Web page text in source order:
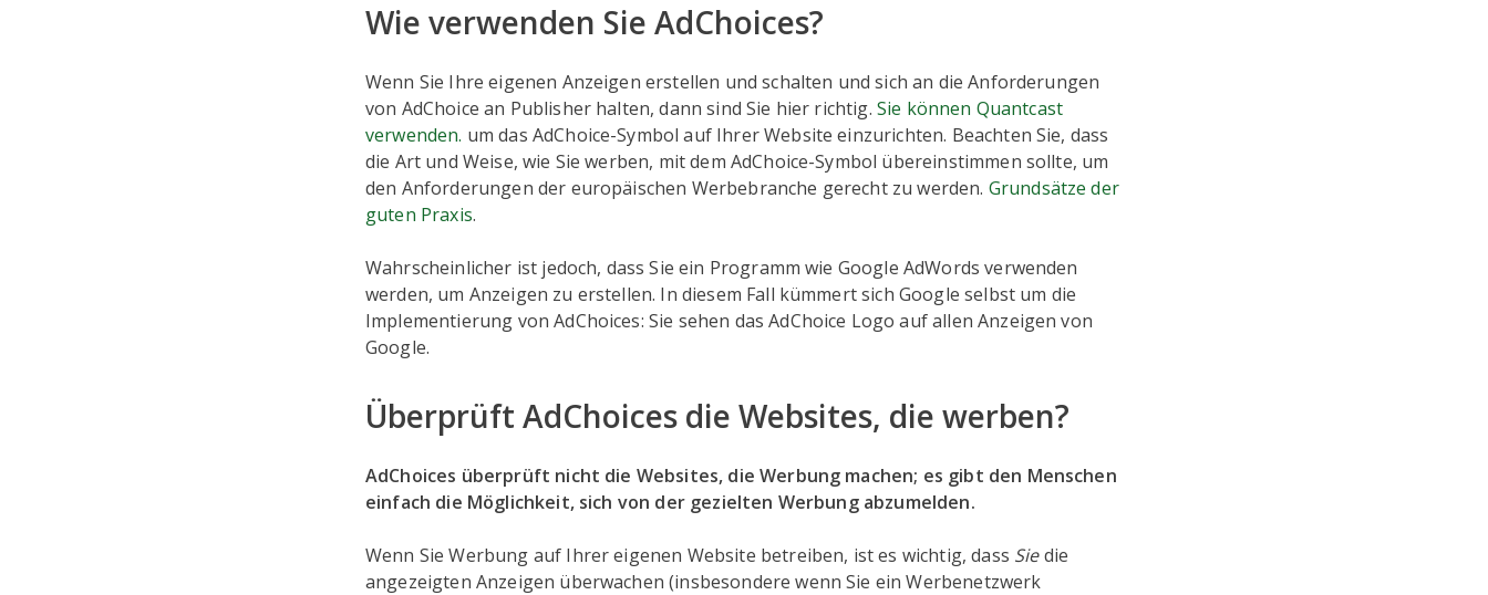
Wie verwenden Sie AdChoices?
Wenn Sie Ihre eigenen Anzeigen erstellen und schalten und sich an die Anforderungen
von AdChoice an Publisher halten, dann sind Sie hier richtig. Sie können Quantcast
verwenden. um das AdChoice-Symbol auf Ihrer Website einzurichten. Beachten Sie, dass
die Art und Weise, wie Sie werben, mit dem AdChoice-Symbol übereinstimmen sollte, um
den Anforderungen der europäischen Werbebranche gerecht zu werden. Grundsätze der
guten Praxis.
Wahrscheinlicher ist jedoch, dass Sie ein Programm wie Google AdWords verwenden
werden, um Anzeigen zu erstellen. In diesem Fall kümmert sich Google selbst um die
Implementierung von AdChoices: Sie sehen das AdChoice Logo auf allen Anzeigen von
Google.
Überprüft AdChoices die Websites, die werben?
AdChoices überprüft nicht die Websites, die Werbung machen; es gibt den Menschen
einfach die Möglichkeit, sich von der gezielten Werbung abzumelden.
Wenn Sie Werbung auf Ihrer eigenen Website betreiben, ist es wichtig, dass Siedie
angezeigten Anzeigen überwachen (insbesondere wenn Sie ein Werbenetzwerk